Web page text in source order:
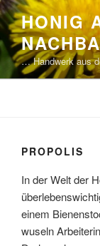
Zum
Inhalt
springen
HONIG
… Handwerk aus
PROPOLIS
In der Welt der
einem
wuseln